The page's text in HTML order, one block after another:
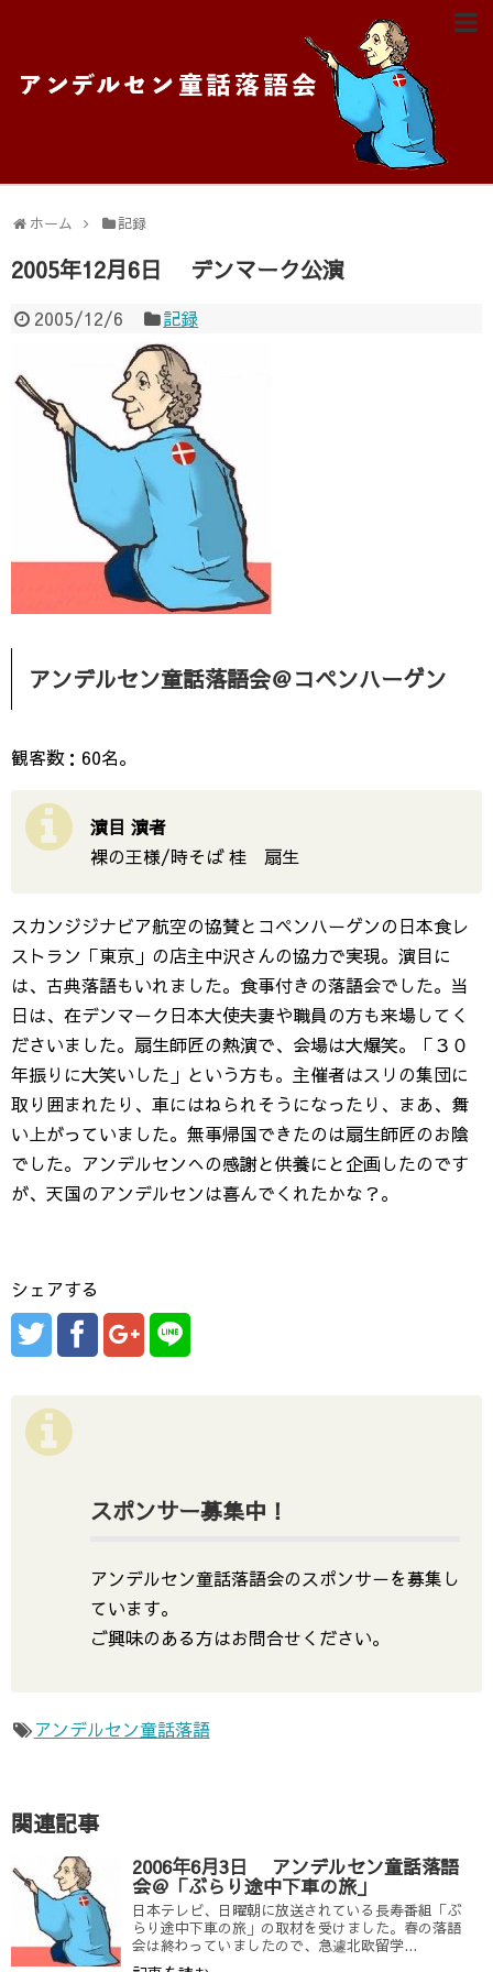
ホーム 記録
2005年12月6日 デンマーク公演
2005/12/6 記録
アンデルセン童話落語会＠コペンハーゲン
観客数：60名。
演目 演者
裸の王様/時そば 桂 扇生
スカンジジナビア航空の協賛とコペンハーゲンの日本食レ
ストラン「東京」の店主中沢さんの協力で実現。演目に
は、古典落語もいれました。食事付きの落語会でした。当
日は、在デンマーク日本大使夫妻や職員の方も来場してく
ださいました。扇生師匠の熱演で、会場は大爆笑。「３０
年振りに大笑いした」という方も。主催者はスリの集団に
取り囲まれたり、車にはねられそうになったり、まあ、舞
い上がっていました。無事帰国できたのは扇生師匠のお陰
でした。アンデルセンへの感謝と供養にと企画したのです
が、天国のアンデルセンは喜んでくれたかな？。
シェアする
スポンサー募集中！
アンデルセン童話落語会のスポンサ－を募集し
ています。
ご興味のある方はお問合せください。
アンデルセン童話落語
関連記事
2006年6月3日 アンデルセン童話落語
会＠「ぶらり途中下車の旅」
日本テレビ、日曜朝に放送されている長寿番組「ぶ
らり途中下車の旅」の取材を受けました。春の落語
会は終わっていましたので、急遽北欧留学...
ホーム
H.C.A. について
チケット予約